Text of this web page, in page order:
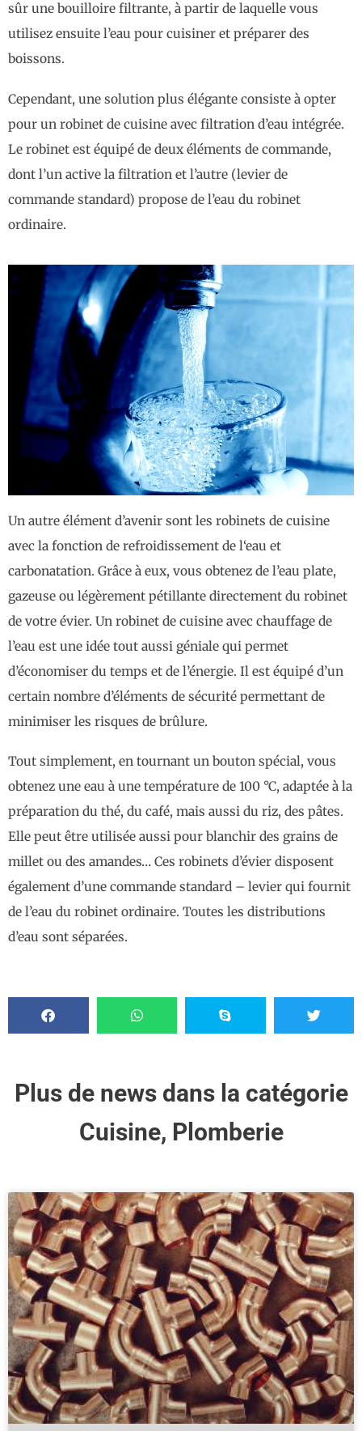
sûr une bouilloire filtrante, à partir de laquelle vous
utilisez ensuite l’eau pour cuisiner et préparer des
boissons.
Cependant, une solution plus élégante consiste à opter
pour un robinet de cuisine avec filtration d’eau intégrée.
Le robinet est équipé de deux éléments de commande,
dont l’un active la filtration et l’autre (levier de
commande standard) propose de l’eau du robinet
ordinaire.
Un autre élément d’avenir sont les robinets de cuisine
avec la fonction de refroidissement de l‘eau et
carbonatation. Grâce à eux, vous obtenez de l’eau plate,
gazeuse ou légèrement pétillante directement du robinet
de votre évier. Un robinet de cuisine avec chauffage de
l’eau est une idée tout aussi géniale qui permet
d’économiser du temps et de l’énergie. Il est équipé d’un
certain nombre d’éléments de sécurité permettant de
minimiser les risques de brûlure.
Tout simplement, en tournant un bouton spécial, vous
obtenez une eau à une température de 100 °C, adaptée à la
préparation du thé, du café, mais aussi du riz, des pâtes.
Elle peut être utilisée aussi pour blanchir des grains de
millet ou des amandes… Ces robinets d’évier disposent
également d’une commande standard – levier qui fournit
de l’eau du robinet ordinaire. Toutes les distributions
d’eau sont séparées.
Plus de news dans la catégorie
Cuisine, Plomberie